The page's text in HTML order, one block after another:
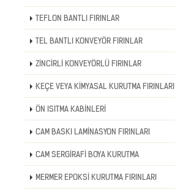
TEFLON BANTLI FIRINLAR
TEL BANTLI KONVEYÖR FIRINLAR
ZİNCİRLİ KONVEYÖRLÜ FIRINLAR
KEÇE VEYA KİMYASAL KURUTMA FIRINLARI
ÖN ISITMA KABİNLERİ
CAM BASKI LAMİNASYON FIRINLARI
CAM SERGİRAFİ BOYA KURUTMA
MERMER EPOKSİ KURUTMA FIRINLARI